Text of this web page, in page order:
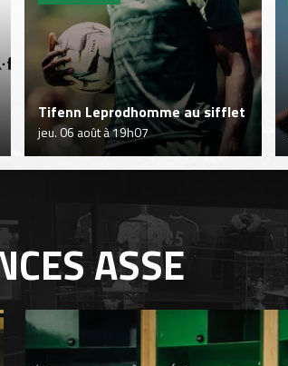
Tifenn Leprodhomme au sifflet
jeu. 06 août à 19h07
ASSE